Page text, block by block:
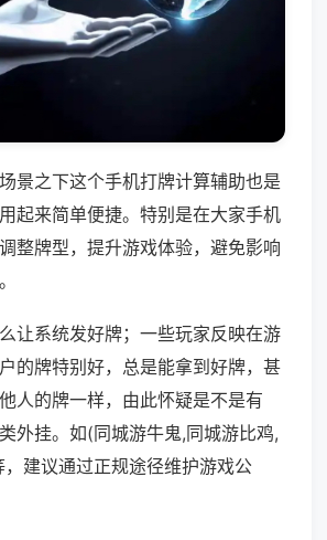
景之下这个手机打牌计算辅助也是
起来简单便捷。特别是在大家手机
整牌型，提升游戏体验，避免影响
让系统发好牌；一些玩家反映在游
的牌特别好，总是能拿到好牌，甚
人的牌一样，由此怀疑是不是有
外挂。如(同城游牛鬼,同城游比鸡,
建议通过正规途径维护游戏公